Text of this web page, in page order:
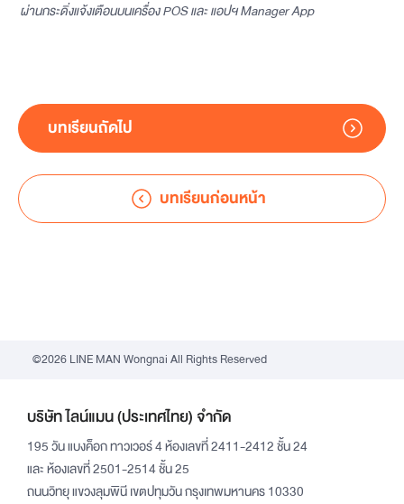
ผ่านกระดิ่งแจ้งเตือนบนเครื่อง POS และ แอปฯ Manager App
บทเรียนก่อนหน้า
บทเรียนถัดไป
©2026 LINE MAN Wongnai All Rights Reserved
บริษัท ไลน์แมน (ประเทศไทย) จำกัด
195 วัน แบงค็อก ทาวเวอร์ 4 ห้องเลขที่ 2411-2412 ชั้น 24
และ ห้องเลขที่ 2501-2514 ชั้น 25
ถนนวิทยุ แขวงลุมพินี เขตปทุมวัน กรุงเทพมหานคร 10330